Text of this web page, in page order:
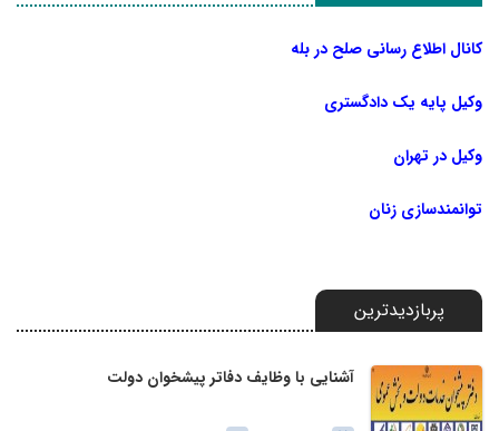
کانال اطلاع رسانی صلح در بله
وکیل پایه یک دادگستری
وکیل در تهران
توانمندسازی زنان
پربازدیدترین
آشنایی با وظایف دفاتر پیشخوان دولت